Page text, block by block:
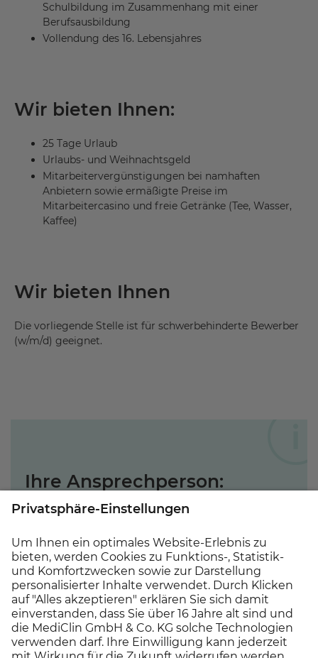
Schulbildung im Zusammenhang mit einer
Berufsausbildung
Vollendung des 16. Lebensjahres
Wir bieten Ihnen:
25 Tage Urlaub
Urlaubs- und Weihnachtsgeld
Mitarbeitervergünstigungen bei namhaften
Anbietern sowie ermäßigte Preise im
Mitarbeitercasino und freie Getränke (Tee, Wasser,
Kaffee)
Wir bieten Ihnen
Die vorliegende Stelle ist für schwerbehinderte Bewerber
(w/m/d) geeignet.
Ihre Ansprechperson:
Stelle steht Ihnen sehr gerne die
Pflegedirektorin,
Frau Henriette Läser, unter der Tel. Nr.
03991/77- 2901zur Verfügung.
Wir freuen uns auf Ihre Bewerbung!